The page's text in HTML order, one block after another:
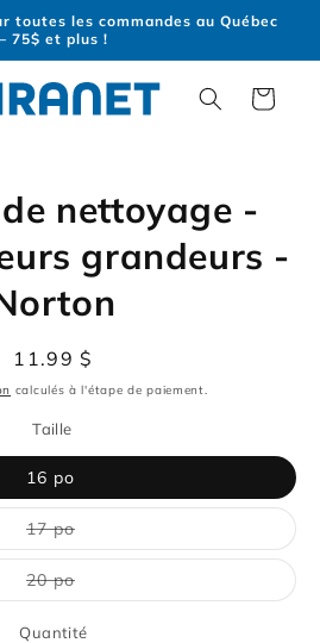
toutes les commandes au Québec
– 75$ et plus !
Panier
nettoyage -
grandeurs -
Prix
habituel
11.99 $
calculés à l'étape de paiement.
Taille
16 po
17 poVariante
épuisée
ou
indisponible
20 poVariante
épuisée
indisponible
Quantité